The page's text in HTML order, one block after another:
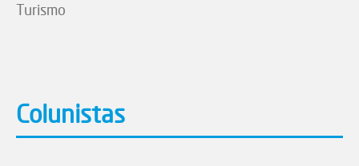
Turismo
Colunistas